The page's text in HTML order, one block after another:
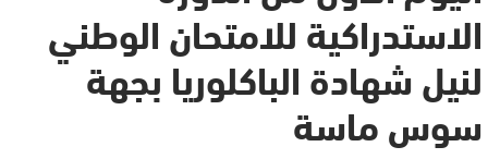
الاستدراكية للامتحان الوطني
لنيل شهادة الباكلوريا بجهة
سوس ماسة